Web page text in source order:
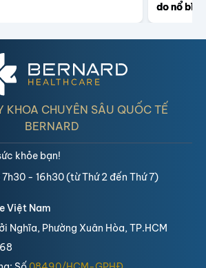
do nổ
KHOA CHUYÊN SÂU QUỐC TẾ
BERNARD
Việt Nam
Nghĩa, Phường Xuân Hòa, TP.HCM
khỏe bạn!
- 16h30 (từ Thứ 2 đến Thứ 7)